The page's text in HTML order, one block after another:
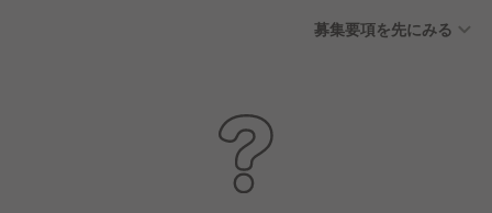
給休暇 ■介護休暇/子の看護休
応じて最長小学校6年生まで）
の時短勤務制度 ■深夜勤務免
除制度
募集要項を先にみる